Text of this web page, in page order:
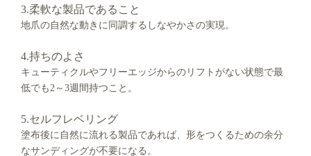
3.柔軟な製品であること
地爪の自然な動きに同調するしなやかさの実現。
4.持ちのよさ
キューティクルやフリーエッジからのリフトがない状態で最
低でも2～3週間持つこと。
5.セルフレベリング
塗布後に自然に流れる製品であれば、形をつくるための余分
なサンディングが不要になる。